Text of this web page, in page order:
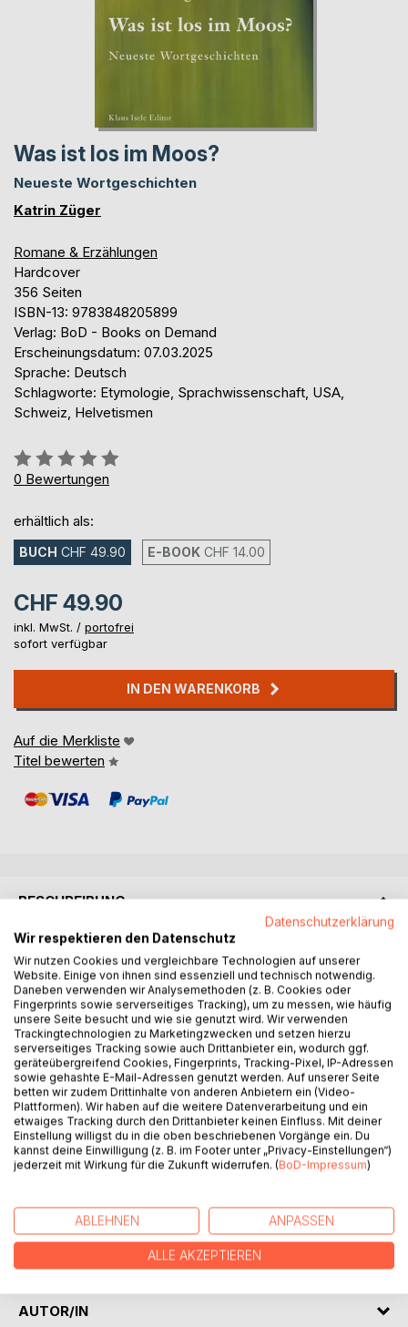
Was ist los im Moos?
Neueste Wortgeschichten
Katrin Züger
Romane & Erzählungen
Hardcover
356 Seiten
ISBN-13: 9783848205899
Verlag: BoD - Books on Demand
Erscheinungsdatum: 07.03.2025
Sprache: Deutsch
Schlagworte: Etymologie, Sprachwissenschaft, USA,
Schweiz, Helvetismen
Bewertung::
0%
0 Bewertungen
erhältlich als:
BUCH CHF 49.90 E-BOOK CHF 14.00
CHF 49.90
inkl. MwSt. / portofrei
sofort verfügbar
IN DEN WARENKORB
Auf die Merkliste
Titel bewerten
BESCHREIBUNG
Über die Jahre hat sich viel angesammelt: Reminiszen­zen,
Zeitungsausschnitte, Notizen, weiterführende Gedanken,
ungeordnet in Schubladen, auf Regalen. Also machte sich
die Autorin daran, sie zu ordnen. Viel Neues ist ihr dabei
begegnet, seit den letzten Wortgeschichten, und hat sie zu
Recherchen animiert: über die Krümmung des Horizonts,
Moose, rote Murmeln, Mückengeld, Aale, Teekesselchen,
Gloggentürmli und so weiter. Manchmal hat sie sich auch
ganze Sätze notiert, lustige Statements, Bonmots,
Ermahnungen, etwa: «Zu viele Ameisen verderben den
Tunnelbau.» Und was liest sie kurz darauf in einem Artikel?
Weltweit soll es geschätzt zwanzig Billiarden Ameisen
die zusammen etwa gleich viel wiegen wie alle Menschen
auf der Erde. Von solchen und ähnlichen Themen handelt
AUTOR/IN
Datenschutzerklärung
Wir respektieren den Datenschutz
Wir nutzen Cookies und vergleichbare Technologien auf unserer
Website. Einige von ihnen sind essenziell und technisch notwendig.
Daneben verwenden wir Analysemethoden (z. B. Cookies oder
Fingerprints sowie serverseitiges Tracking), um zu messen, wie häufig
unsere Seite besucht und wie sie genutzt wird. Wir verwenden
Trackingtechnologien zu Marketingzwecken und setzen hierzu
serverseitiges Tracking sowie auch Drittanbieter ein, wodurch ggf.
geräteübergreifend Cookies, Fingerprints, Tracking-Pixel, IP-Adressen
sowie gehashte E-Mail-Adressen genutzt werden. Auf unserer Seite
betten wir zudem Drittinhalte von anderen Anbietern ein (Video-
Plattformen). Wir haben auf die weitere Datenverarbeitung und ein
etwaiges Tracking durch den Drittanbieter keinen Einfluss. Mit deiner
Einstellung willigst du in die oben beschriebenen Vorgänge ein. Du
kannst deine Einwilligung (z. B. im Footer unter „Privacy-Einstellungen“)
jederzeit mit Wirkung für die Zukunft widerrufen. (BoD-Impressum)
ABLEHNEN ANPASSEN
ALLE AKZEPTIEREN